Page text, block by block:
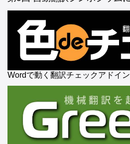
Wordで動く翻訳チェックアドイン